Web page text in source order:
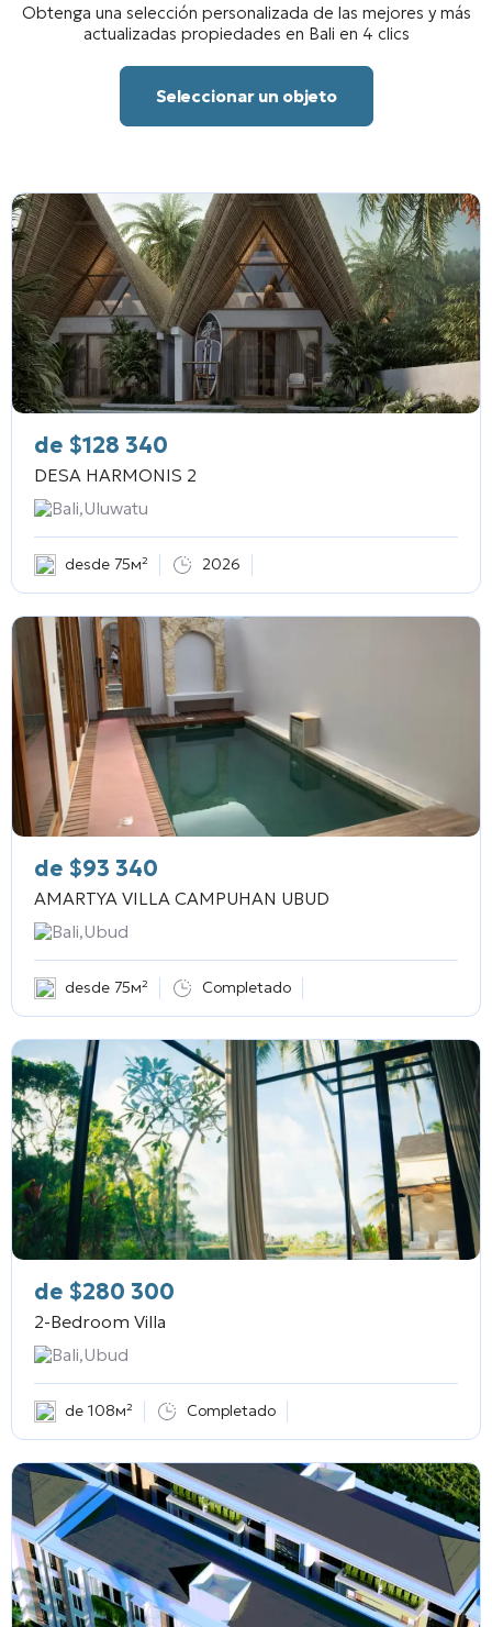
Obtenga una selección personalizada de las mejores y más
actualizadas propiedades en Bali en 4 clics
Seleccionar un objeto
de $128 340
DESA HARMONIS 2
Bali,Uluwatu
desde 75м² 2026
de $93 340
AMARTYA VILLA CAMPUHAN UBUD
Bali,Ubud
desde 75м² Completado
de $280 300
2-Bedroom Villa
Bali,Ubud
de 108м² Completado